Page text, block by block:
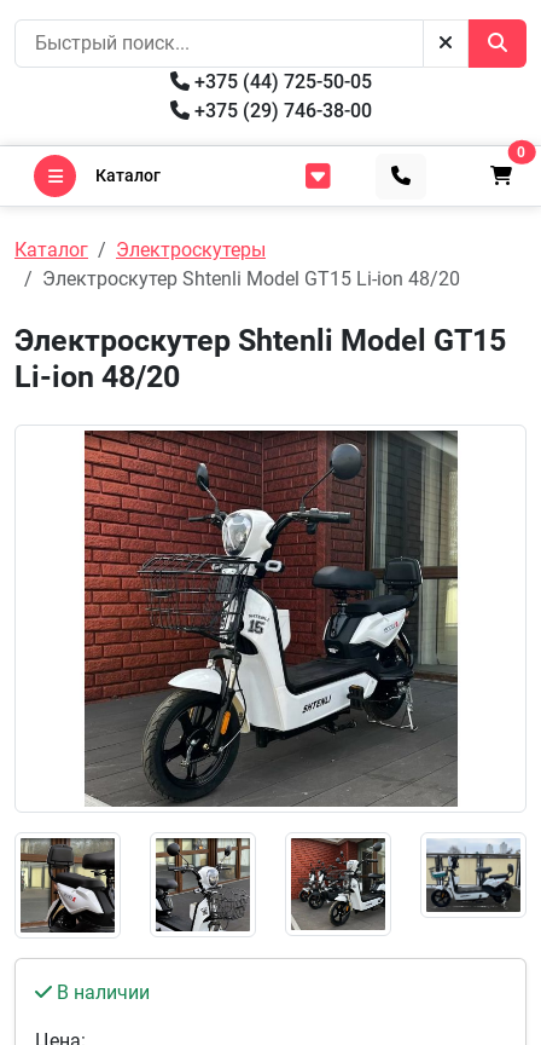
+375 (44) 725-50-05
+375 (29) 746-38-00
Каталог
0
Каталог
Электроскутеры
Электроскутер Shtenli Model GT15 Li-ion 48/20
Электроскутер Shtenli Model GT15
Li-ion 48/20
В наличии
Цена: